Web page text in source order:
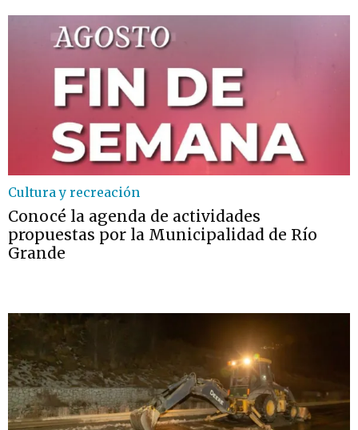
Cultura y recreación
Conocé la agenda de actividades
propuestas por la Municipalidad de Río
Grande